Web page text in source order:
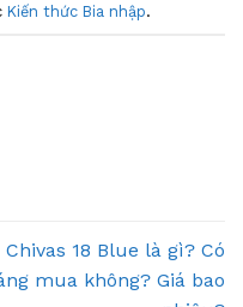
Kiến thức Bia nhập.
Chivas 18 Blue là gì? Có
mua không? Giá bao